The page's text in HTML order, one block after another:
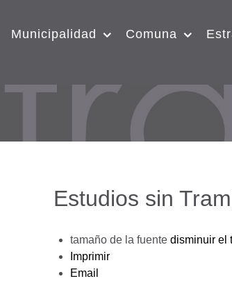
Municipalidad Comuna
Estudios sin
tamaño de la fuente disminuir el
Imprimir
Email